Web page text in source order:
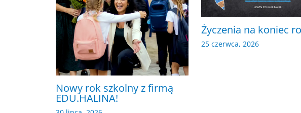
Nowy rok szkolny z firmą
EDU.HALINA!
Życzenia na koniec
25 czerwca, 2026